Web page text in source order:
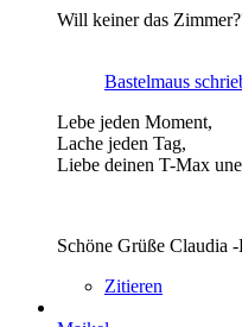
Will keiner das
Bastelmaus
Lebe jeden Moment,
Lache jeden Tag,
Liebe deinen T-Max
Schöne Grüße Claudia -
Zitieren